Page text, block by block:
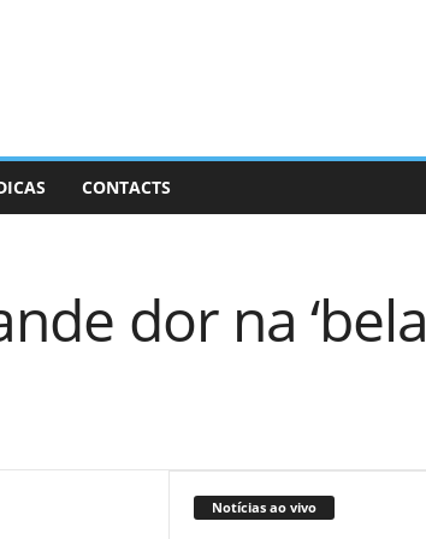
CONTACTS
dor na ‘bela
Notícias ao vivo